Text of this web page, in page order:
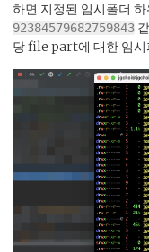
하면 지정된 임시폴더 하
92384579682759843
당 file part에 대한 임시